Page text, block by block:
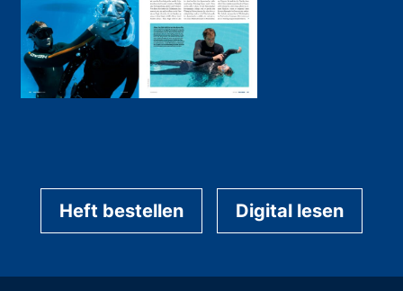
Heft bestellen Digital lesen